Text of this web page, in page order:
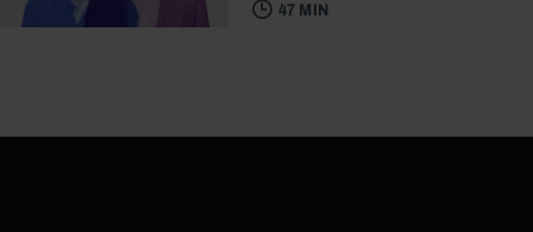
47 MIN